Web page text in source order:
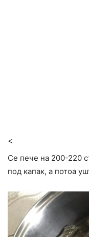
<
Се пече на 200-220
под капак, а потоа